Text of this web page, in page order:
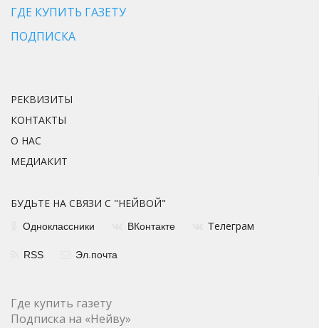
ГДЕ КУПИТЬ ГАЗЕТУ
ПОДПИСКА
РЕКВИЗИТЫ
КОНТАКТЫ
О НАС
МЕДИАКИТ
БУДЬТЕ НА СВЯЗИ С "НЕЙВОЙ"
Одноклассники ВКонтакте Телеграм
RSS Эл.почта
Где купить газету
Подписка на «Нейву»